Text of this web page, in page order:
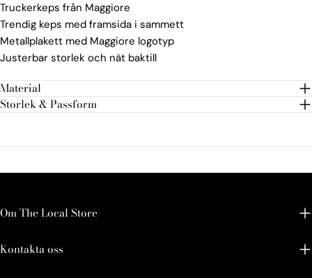
Truckerkeps från Maggiore
Trendig keps med framsida i sammett
Metallplakett med Maggiore logotyp
Justerbar storlek och nät baktill
Material
Storlek & Passform
Om The Local Store
Kontakta oss